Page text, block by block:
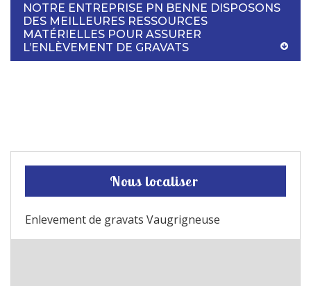
NOTRE ENTREPRISE PN BENNE DISPOSONS
DES MEILLEURES RESSOURCES
MATÉRIELLES POUR ASSURER
L’ENLÈVEMENT DE GRAVATS
Nous localiser
Enlevement de gravats Vaugrigneuse